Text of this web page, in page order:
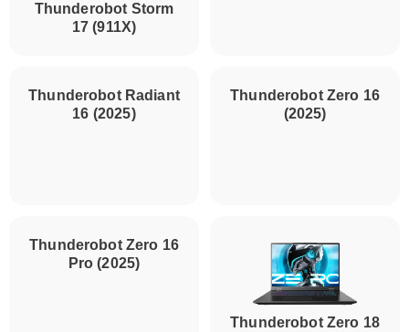
Thunderobot Storm
17 (911X)
Thunderobot Radiant
16 (2025)
Thunderobot Zero 16